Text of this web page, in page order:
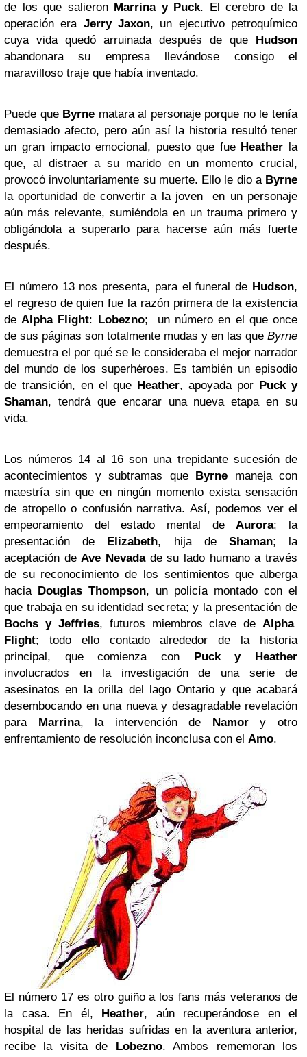
de los que salieron Marrina y Puck. El cerebro de la
operación era Jerry Jaxon, un ejecutivo petroquímico
cuya vida quedó arruinada después de que
Hudson
abandonara su empresa llevándose consigo el
maravilloso traje que había inventado.
Puede que Byrne matara al personaje porque no le tenía
demasiado afecto, pero aún así la historia resultó tener
un gran impacto emocional, puesto que fue Heather la
que, al distraer a su marido en un momento crucial,
provocó involuntariamente su muerte. Ello le dio a Byrne
la oportunidad de convertir a la joven en un personaje
aún más relevante, sumiéndola en un trauma primero y
obligándola a superarlo para hacerse aún más fuerte
después.
El número 13 nos presenta, para el funeral de Hudson,
el regreso de quien fue la razón primera de la existencia
deAlpha Flight: Lobezno; un número en el que once
de sus páginas son totalmente mudas y en las que Byrne
demuestra el por qué se le consideraba el mejor narrador
del mundo de los superhéroes. Es también un episodio
de transición, en el que Heather, apoyada por Puck y
Shaman, tendrá que encarar una nueva etapa en su
vida.
Los números 14 al 16 son una trepidante sucesión de
acontecimientos y subtramas que
Byrne maneja con
maestría sin que en ningún momento exista sensación
de atropello o confusión narrativa. Así, podemos ver el
empeoramiento del estado mental deAurora; la
presentación de
Elizabeth, hija de Shaman; la
aceptación deAve Nevadade su lado humano a través
de su reconocimiento de los sentimientos que alberga
hacia Douglas Thompson, un policía montado con el
que trabaja en su identidad secreta; y la presentación de
Bochs y Jeffries, futuros miembros clave deAlpha
Flight; todo ello contado alrededor de la historia
principal, que comienza con
Puck y Heather
involucrados en la investigación de una serie de
asesinatos en la orilla del lago Ontario y que acabará
desembocando en una nueva y desagradable revelación
para
Marrina, la intervención de Namory otro
enfrentamiento de resolución inconclusa con el Amo.
El número 17 es otro guiño a los fans más veteranos de
la casa. En él,
Heather, aún recuperándose en el
hospital de las heridas sufridas en la aventura anterior,
recibe la visita de
Lobezno. Ambos rememoran los